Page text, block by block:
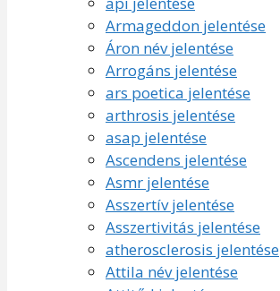
Armageddon jelentése
Áron név jelentése
Arrogáns jelentése
ars poetica jelentése
arthrosis jelentése
asap jelentése
Ascendens jelentése
Asmr jelentése
Asszertív jelentése
Asszertivitás jelentése
atherosclerosis jelentése
Attila név jelentése